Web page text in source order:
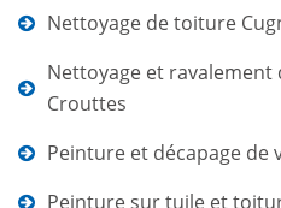
Nettoyage de toiture
Nettoyage et ravalement
Crouttes
Peinture et décapage de
Peinture sur tuile et